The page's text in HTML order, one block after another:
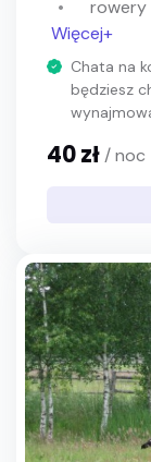
rowery
Więcej+
Chata na
będziesz
40 zł / noc